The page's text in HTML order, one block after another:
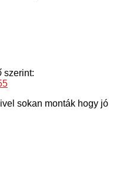
szerint:
sokan monták hogy jó